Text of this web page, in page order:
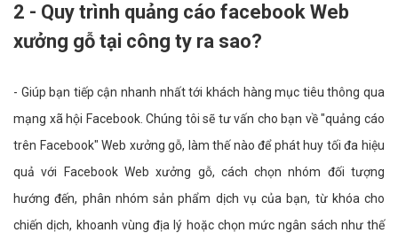
2 - Quy trình quảng cáo facebook Web
xưởng gỗ tại công ty ra sao?
- Giúp bạn tiếp cận nhanh nhất tới khách hàng mục tiêu thông qua
mạng xã hội Facebook. Chúng tôi sẽ tư vấn cho bạn về "quảng cáo
trên Facebook" Web xưởng gỗ, làm thế nào để phát huy tối đa hiệu
quả với Facebook Web xưởng gỗ, cách chọn nhóm đối tượng
hướng đến, phân nhóm sản phẩm dịch vụ của bạn, từ khóa cho
chiến dịch, khoanh vùng địa lý hoặc chọn mức ngân sách như thế